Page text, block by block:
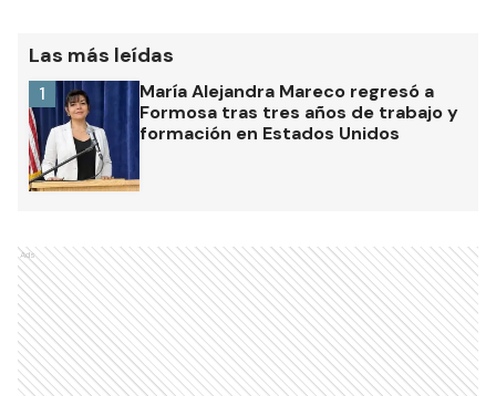
Las más leídas
María Alejandra Mareco regresó a
Formosa tras tres años de trabajo y
formación en Estados Unidos
1
Ads